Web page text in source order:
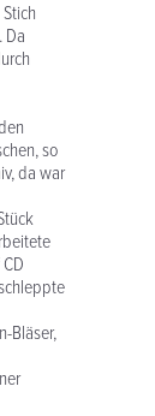
Da
so
da war
Bläser,